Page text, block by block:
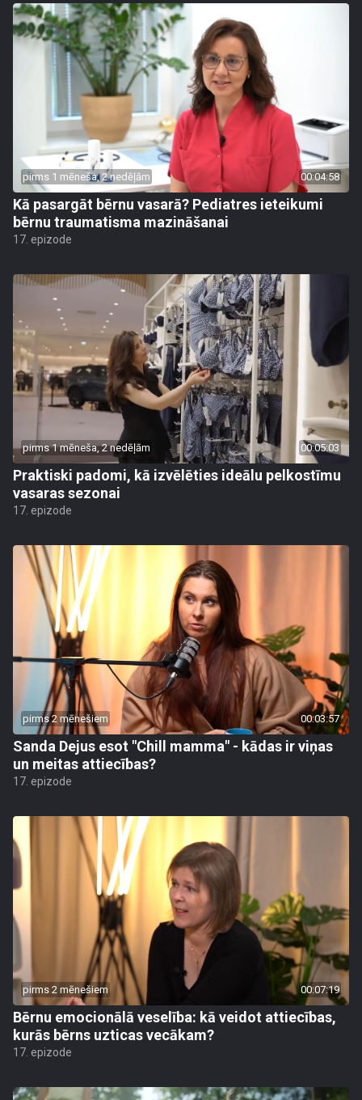
pirms 1 mēneša, 2 nedēļām 00:04:58
Kā pasargāt bērnu vasarā? Pediatres ieteikumi
bērnu traumatisma mazināšanai
17. epizode
pirms 1 mēneša, 2 nedēļām 00:05:03
Praktiski padomi, kā izvēlēties ideālu pelkostīmu
vasaras sezonai
17. epizode
pirms 2 mēnešiem 00:03:57
Sanda Dejus esot "Chill mamma" - kādas ir viņas
un meitas attiecības?
17. epizode
pirms 2 mēnešiem 00:07:19
Bērnu emocionālā veselība: kā veidot attiecības,
kurās bērns uzticas vecākam?
17. epizode